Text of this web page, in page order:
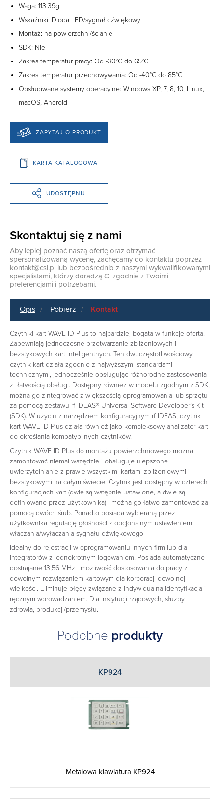
Waga: 113.39g
Wskaźniki: Dioda LED/sygnał dźwiękowy
Montaż: na powierzchni/ścianie
SDK: Nie
Zakres temperatur pracy: Od -30°C do 65°C
Zakres temperatur przechowywania: Od -40°C do 85°C
Obsługiwane systemy operacyjne: Windows XP, 7, 8, 10, Linux,
macOS, Android
ZAPYTAJ O PRODUKT
KARTA KATALOGOWA
UDOSTĘPNIJ
Skontaktuj się z nami
Aby lepiej poznać naszą ofertę oraz otrzymać
spersonalizowaną wycenę, zachęcamy do kontaktu poprzez
kontakt@csi.pl lub bezpośrednio z naszymi wykwalifikowanymi
specjalistami, którzy doradzą Ci zgodnie z Twoimi
preferencjami i potrzebami.
Opis Pobierz Kontakt
Czytniki kart WAVE ID Plus to najbardziej bogata w funkcje oferta.
Zapewniają jednoczesne przetwarzanie zbliżeniowych i
bezstykowych kart inteligentnych. Ten dwuczęstotliwościowy
czytnik kart działa zgodnie z najwyższymi standardami
technicznymi, jednocześnie obsługując różnorodne zastosowania
z łatwością obsługi. Dostępny również w modelu zgodnym z SDK,
można go zintegrować z większością oprogramowania lub sprzętu
za pomocą zestawu rf IDEAS® Universal Software Developer’s Kit
(SDK). W użyciu z narzędziem konfiguracyjnym rf IDEAS, czytnik
kart WAVE ID Plus działa również jako kompleksowy analizator kart
do określania kompatybilnych czytników.
Czytnik WAVE ID Plus do montażu powierzchniowego można
zamontować niemal wszędzie i obsługuje ulepszone
uwierzytelnianie z prawie wszystkimi kartami zbliżeniowymi i
bezstykowymi na całym świecie. Czytnik jest dostępny w czterech
konfiguracjach kart (dwie są wstępnie ustawione, a dwie są
definiowane przez użytkownika) i można go łatwo zamontować za
pomocą dwóch śrub. Ponadto posiada wybieraną przez
użytkownika regulację głośności z opcjonalnym ustawieniem
włączania/wyłączania sygnału dźwiękowego
Idealny do rejestracji w oprogramowaniu innych firm lub dla
integratorów z jednokrotnym logowaniem. Posiada automatyczne
dostrajanie 13,56 MHz i możliwość dostosowania do pracy z
dowolnym rozwiązaniem kartowym dla korporacji dowolnej
wielkości. Eliminuje błędy związane z indywidualną identyfikacją i
ręcznym wprowadzaniem. Dla instytucji rządowych, służby
zdrowia, produkcji/przemysłu.
Podobne produkty
KP924
Metalowa klawiatura KP924